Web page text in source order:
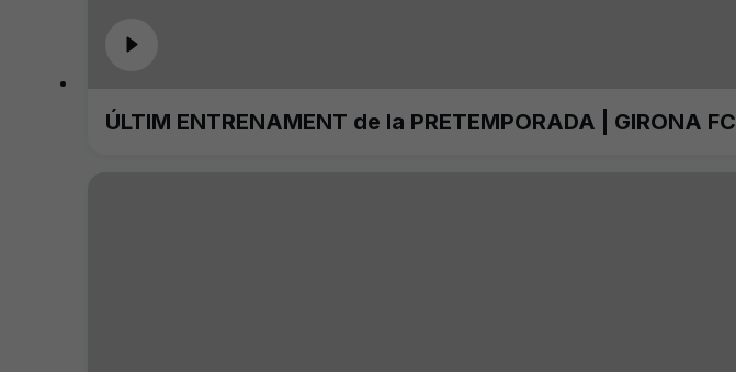
ÚLTIM ENTRENAMENT de la PRETEMPORADA | GIRONA FC